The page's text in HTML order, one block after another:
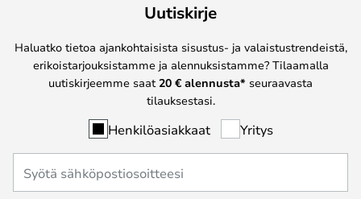
Uutiskirje
Haluatko tietoa ajankohtaisista sisustus- ja valaistustrendeistä,
erikoistarjouksistamme ja alennuksistamme? Tilaamalla
uutiskirjeemme saat 20 € alennusta* seuraavasta
tilauksestasi.
Henkilöasiakkaat Yritys